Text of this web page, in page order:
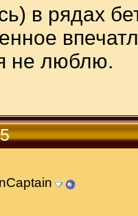
в рядах
не люблю.